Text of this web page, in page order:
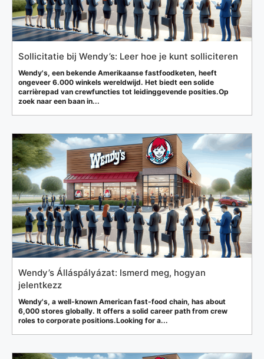
Sollicitatie bij Wendy’s: Leer hoe je kunt solliciteren
Wendy's, een bekende Amerikaanse fastfoodketen, heeft
ongeveer 6.000 winkels wereldwijd. Het biedt een solide
carrièrepad van crewfuncties tot leidinggevende posities.Op
zoek naar een baan in...
Wendy’s Álláspályázat: Ismerd meg, hogyan
jelentkezz
Wendy's, a well-known American fast-food chain, has about
6,000 stores globally. It offers a solid career path from crew
roles to corporate positions.Looking for a...